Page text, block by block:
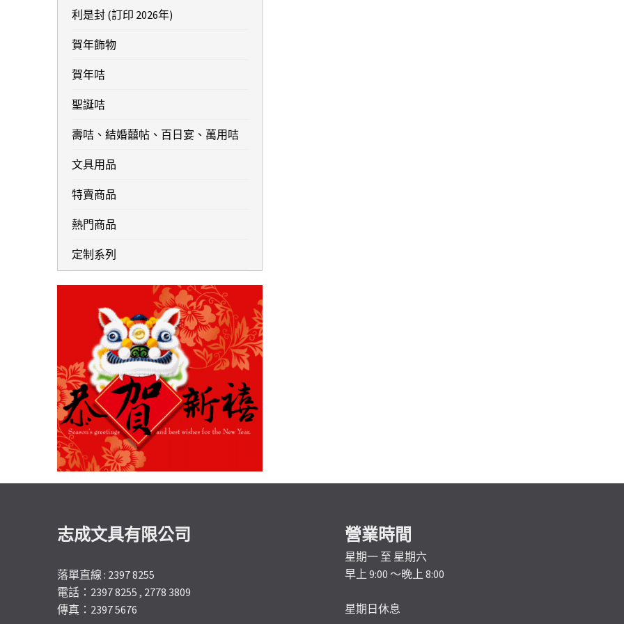
利是封 (訂印 2026年)
賀年飾物
賀年咭
聖誕咭
壽咭、結婚囍帖、百日宴、萬用咭
文具用品
特賣商品
熱門商品
定制系列
志成文具有限公司
落單直線 : 2397 8255
電話：2397 8255 , 2778 3809
傳真：2397 5676
營業時間
星期一 至 星期六
早上 9:00 ～晚上 8:00
星期日休息